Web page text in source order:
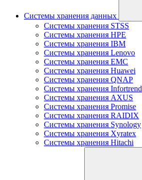
Системы хранения данных
Системы хранения STSS
Системы хранения HPE
Системы хранения IBM
Системы хранения Lenovo
Системы хранения EMC
Системы хранения Huawei
Системы хранения QNAP
Системы хранения Infortrend
Системы хранения AXUS
Системы хранения Promise
Системы хранения RAIDIX
Системы хранения Synology
Системы хранения Xyratex
Системы хранения Hitachi